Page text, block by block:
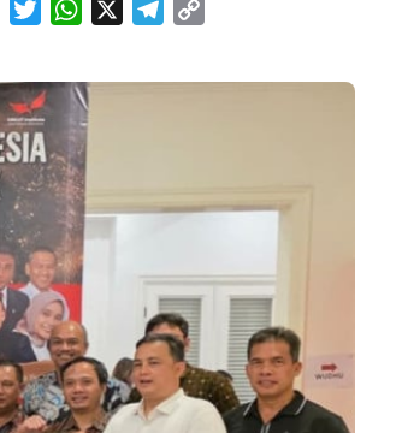
FacebookTwitterWhatsApp Telegram